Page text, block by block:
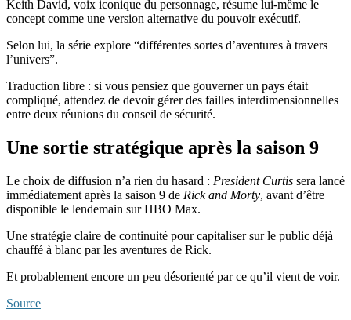
Keith David, voix iconique du personnage, résume lui-même le
concept comme une version alternative du pouvoir exécutif.
Selon lui, la série explore “différentes sortes d’aventures à travers
l’univers”.
Traduction libre : si vous pensiez que gouverner un pays était
compliqué, attendez de devoir gérer des failles interdimensionnelles
entre deux réunions du conseil de sécurité.
Une sortie stratégique après la saison 9
Le choix de diffusion n’a rien du hasard : President Curtis sera lancé
immédiatement après la saison 9 de Rick and Morty, avant d’être
disponible le lendemain sur HBO Max.
Une stratégie claire de continuité pour capitaliser sur le public déjà
chauffé à blanc par les aventures de Rick.
Et probablement encore un peu désorienté par ce qu’il vient de voir.
Source